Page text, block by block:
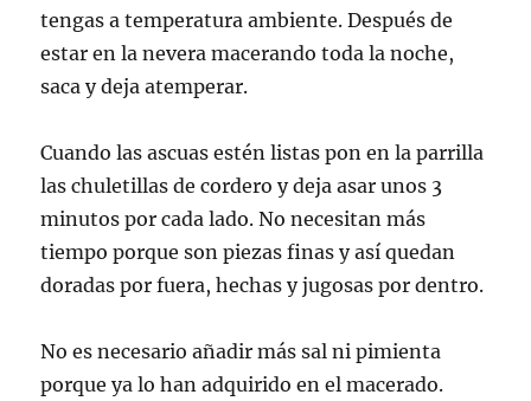
tengas a temperatura ambiente. Después de
estar en la nevera macerando toda la noche,
saca y deja atemperar.
Cuando las ascuas estén listas pon en la parrilla
las chuletillas de cordero y deja asar unos 3
minutos por cada lado. No necesitan más
tiempo porque son piezas finas y así quedan
doradas por fuera, hechas y jugosas por dentro.
No es necesario añadir más sal ni pimienta
porque ya lo han adquirido en el macerado.